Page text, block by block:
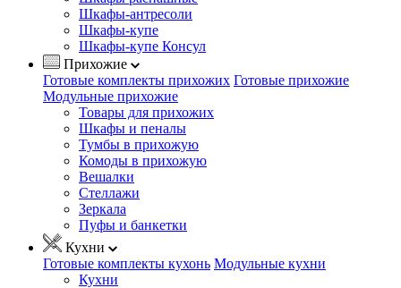
Шкафы-антресоли
Шкафы-купе
Шкафы-купе Консул
Прихожие
Готовые комплекты прихожих Готовые прихожие
Модульные прихожие
Товары для прихожих
Шкафы и пеналы
Тумбы в прихожую
Комоды в прихожую
Вешалки
Стеллажи
Зеркала
Пуфы и банкетки
Кухни
Готовые комплекты кухонь Модульные кухни
Кухни